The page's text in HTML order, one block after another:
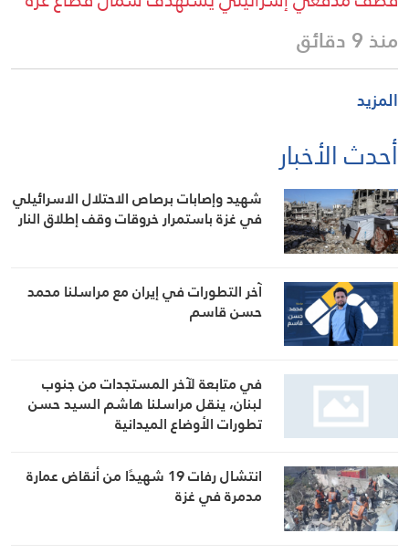
منذ 9 دقائق
المزيد
أحدث الأخبار
شهيد وإصابات برصاص الاحتلال الاسرائيلي
في غزة باستمرار خروقات وقف إطلاق النار
آخر التطورات في إيران مع مراسلنا محمد
حسن قاسم
في متابعة لآخر المستجدات من جنوب
لبنان، ينقل مراسلنا هاشم السيد حسن
تطورات الأوضاع الميدانية
انتشال رفات 19 شهيدًا من أنقاض عمارة
مدمرة في غزة